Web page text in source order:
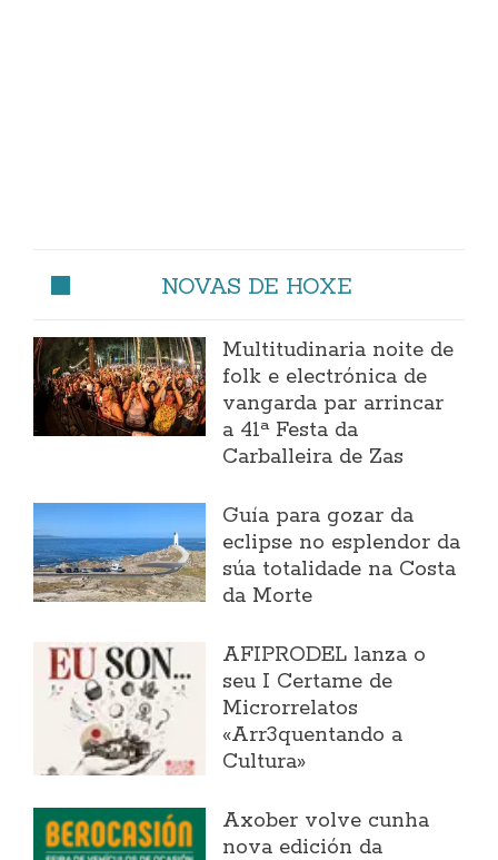
NOVAS DE HOXE
Multitudinaria noite de
folk e electrónica de
vangarda par arrincar
a 41ª Festa da
Carballeira de Zas
Guía para gozar da
eclipse no esplendor da
súa totalidade na Costa
da Morte
AFIPRODEL lanza o
seu I Certame de
Microrrelatos
«Arr3quentando a
Cultura»
Axober volve cunha
nova edición da